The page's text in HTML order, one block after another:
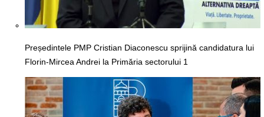
Președintele PMP Cristian Diaconescu sprijină candidatura lui
Florin-Mircea Andrei la Primăria sectorului 1